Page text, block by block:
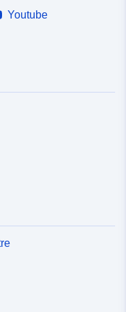
Youtube